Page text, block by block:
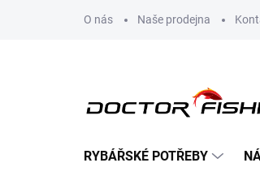
O nás Naše prodejna
RYBÁŘSKÉ POTŘEBY